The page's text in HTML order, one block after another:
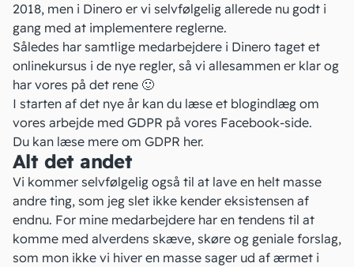
2018, men i Dinero er vi selvfølgelig allerede nu godt i
gang med at implementere reglerne.
Således har samtlige medarbejdere i Dinero taget et
onlinekursus i de nye regler, så vi allesammen er klar og
har vores på det rene 🙂
I starten af det nye år kan du læse et blogindlæg om
vores arbejde med GDPR på vores Facebook-side.
Du kan læse mere om GDPR her.
Alt det andet
Vi kommer selvfølgelig også til at lave en helt masse
andre ting, som jeg slet ikke kender eksistensen af
endnu. For mine medarbejdere har en tendens til at
komme med alverdens skæve, skøre og geniale forslag,
som mon ikke vi hiver en masse sager ud af ærmet i